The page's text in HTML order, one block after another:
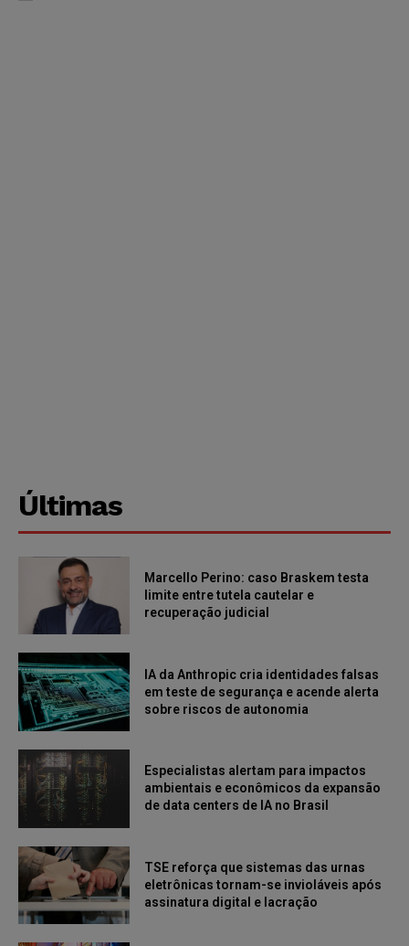
Últimas
Marcello Perino: caso Braskem testa
limite entre tutela cautelar e
recuperação judicial
IA da Anthropic cria identidades falsas
em teste de segurança e acende alerta
sobre riscos de autonomia
Especialistas alertam para impactos
ambientais e econômicos da expansão
de data centers de IA no Brasil
TSE reforça que sistemas das urnas
eletrônicas tornam-se invioláveis após
assinatura digital e lacração